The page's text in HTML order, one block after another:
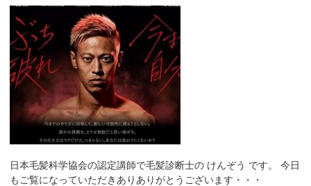
日本毛髪科学協会の認定講師で毛髪診断士の けんぞう です。 今日
もご覧になっていただきありありがとうございます・・・